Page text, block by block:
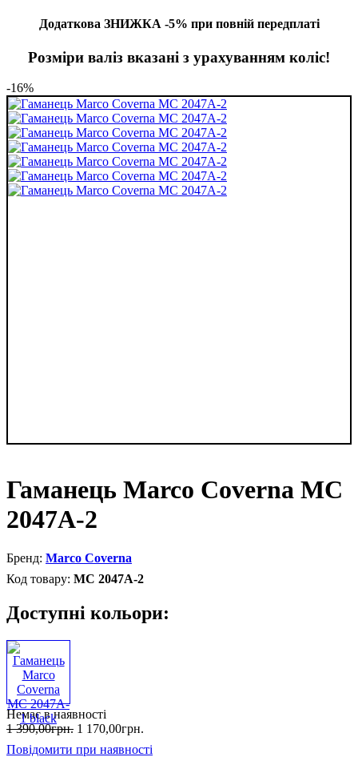
Додаткова ЗНИЖКА -5% при повній передплаті
Розміри валіз вказані з урахуванням коліс!
-16%
Гаманець Marco Coverna MC
2047A-2
Marco Coverna
MC 2047A-2
Доступні кольори:
Немає в наявності
1 390,00грн. 1 170,00грн.
Повідомити при наявності